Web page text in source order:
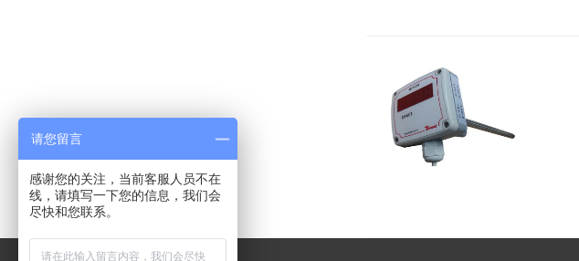
请您留言
感谢您的关注，当前客服人员不在
线，请填写一下您的信息，我们会
尽快和您联系。